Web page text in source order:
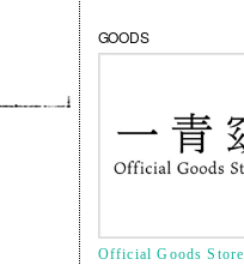
GOODS
Official Goods Store